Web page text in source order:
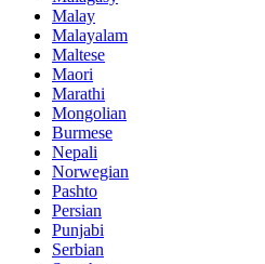
Malay
Malayalam
Maltese
Maori
Marathi
Mongolian
Burmese
Nepali
Norwegian
Pashto
Persian
Punjabi
Serbian